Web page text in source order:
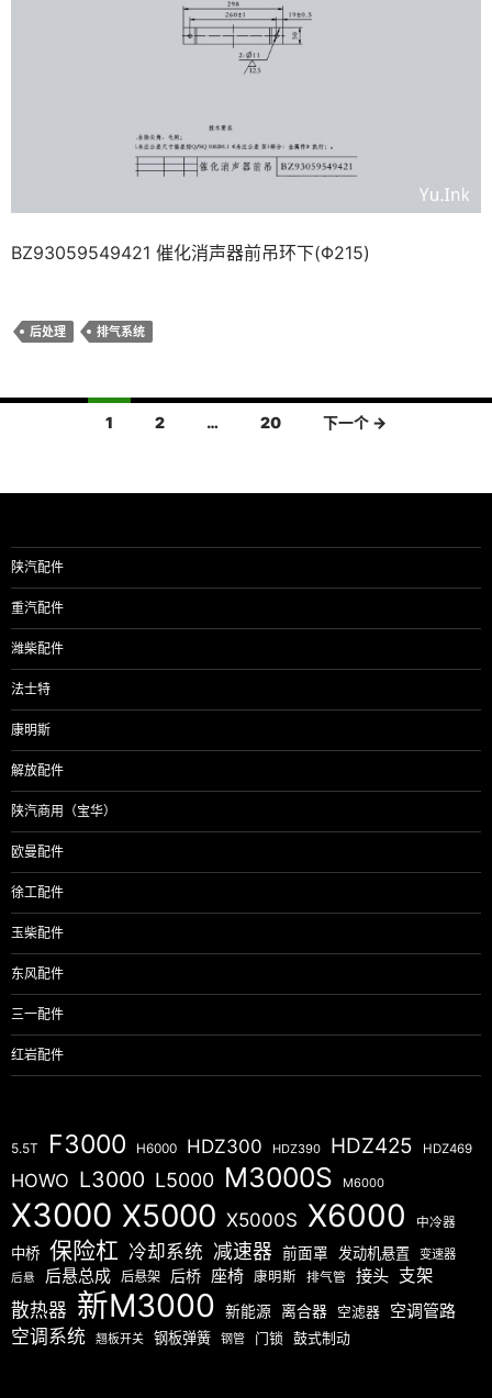
BZ93059549421 催化消声器前吊环下(Φ215)
后处理 排气系统
导
1 2 … 20 下一个 →
陕汽配件
重汽配件
潍柴配件
法士特
康明斯
解放配件
陕汽商用（宝华）
欧曼配件
徐工配件
玉柴配件
东风配件
三一配件
红岩配件
5.5T F3000 H6000 HDZ300 HDZ390 HDZ425 HDZ469
HOWO L3000 L5000 M3000S M6000
X3000 X5000 X5000S X6000 中冷器
中桥 保险杠 冷却系统 减速器 前面罩 发动机悬置 变速器
后悬 后悬总成 后悬架 后桥 座椅 康明斯 排气管 接头 支架
散热器 新M3000 新能源 离合器 空滤器 空调管路
空调系统 翘板开关 钢板弹簧 钢管 门锁 鼓式制动